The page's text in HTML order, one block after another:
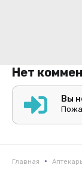
Нет
Вы
Главная • Аптекарь